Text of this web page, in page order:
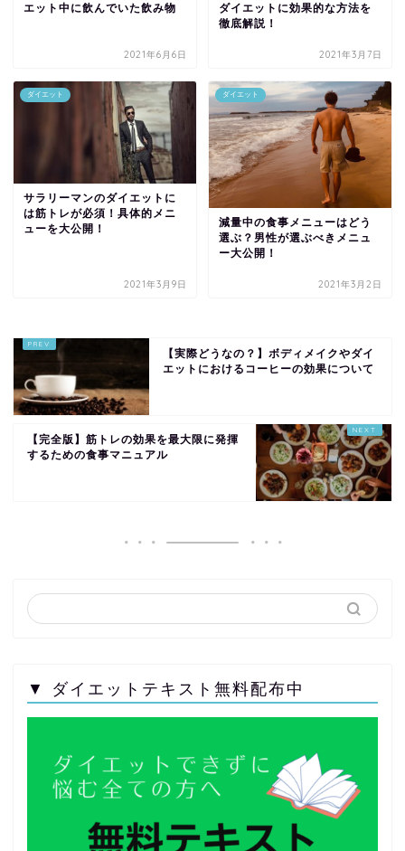
エット中に飲んでいた飲み物
2021年6月6日
ダイエットに効果的な方法を
徹底解説！
2021年3月7日
ダイエット
サラリーマンのダイエットに
は筋トレが必須！具体的メニ
ューを大公開！
2021年3月9日
ダイエット
減量中の食事メニューはどう
選ぶ？男性が選ぶべきメニュ
ー大公開！
2021年3月2日
【実際どうなの？】ボディメイクやダイ
エットにおけるコーヒーの効果について
【完全版】筋トレの効果を最大限に発揮
するための食事マニュアル
▼ ダイエットテキスト無料配布中